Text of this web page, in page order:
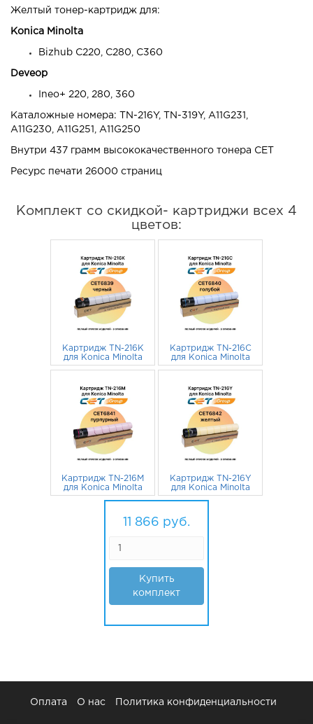
Желтый тонер-картридж для:
Konica Minolta
Bizhub C220, C280, C360
Deveop
Ineo+ 220, 280, 360
Каталожные номера: TN-216Y, TN-319Y, A11G231,
A11G230, A11G251, A11G250
Внутри 437 грамм высококачественного тонера CET
Ресурс печати 26000 страниц
Комплект со скидкой- картриджи всех 4
цветов:
Картридж TN-216K
для Konica Minolta
Bizhub C220,
CET черный
Картридж TN-216C
для Konica Minolta
Bizhub C220,
A11G451 CET
голубой
Картридж TN-216M
для Konica Minolta
Bizhub C220,
A11G351 CET
пурпурный
Картридж TN-216Y
для Konica Minolta
Bizhub C220,
A11G251 CET
11 866 руб.
Купить
комплект
Оплата О нас Политика конфиденциальности